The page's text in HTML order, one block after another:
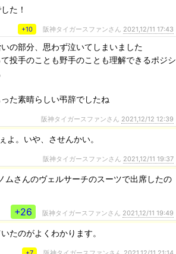
た！
+10 阪神タイガースファンさん 2021,12/11 17:43
の部分、思わず泣いてしまいました
投手のことも野手のことも理解できるポジシ
た素晴らしい弔辞でしたね
阪神タイガースファンさん 2021,12/12 12:39
よ。いや、させんかい。
阪神タイガースファンさん 2021,12/11 19:37
ムさんのヴェルサーチのスーツで出席したの
+26 阪神タイガースファンさん 2021,12/11 19:49
たのがよくわかります。